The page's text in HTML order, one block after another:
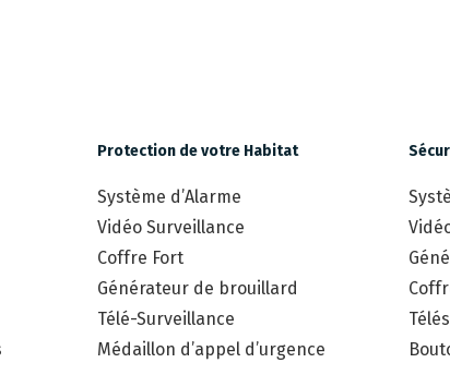
Protection de votre Habitat
Système d’Alarme
Vidéo Surveillance
Coffre Fort
Générateur de brouillard
Télé-Surveillance
Médaillon d’appel d’urgence